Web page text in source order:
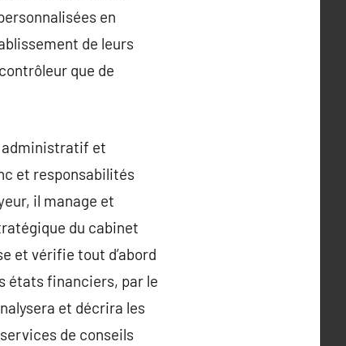
en
de leurs
que de
administratif et
et responsabilités
il manage et
du cabinet
et vérifie tout d’abord
états financiers, par le
et décrira les
de conseils